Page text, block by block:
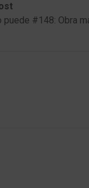
puede #148: Obra